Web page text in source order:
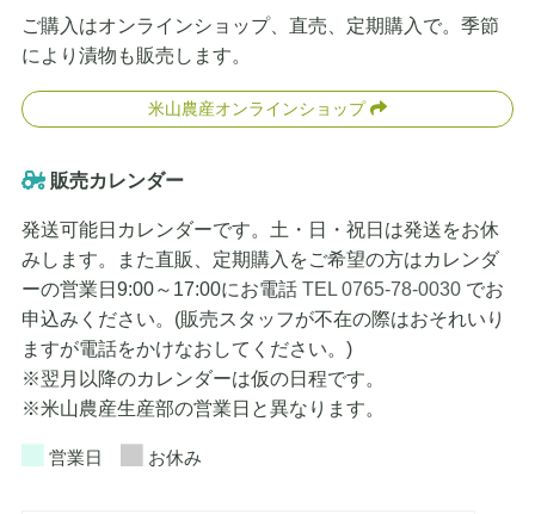
ご購入はオンラインショップ、直売、定期購入で。季節
により漬物も販売します。
米山農産オンラインショップ
販売カレンダー
発送可能日カレンダーです。土・日・祝日は発送をお休
みします。また直販、定期購入をご希望の方はカレンダ
ーの営業日9:00～17:00にお電話 TEL 0765-78-0030でお
申込みください。(販売スタッフが不在の際はおそれいり
ますが電話をかけなおしてください。)
※翌月以降のカレンダーは仮の日程です。
※米山農産生産部の営業日と異なります。
営業日 お休み